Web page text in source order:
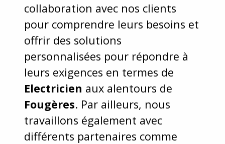
collaboration avec nos clients
pour comprendre leurs besoins et
offrir des solutions
personnalisées pour répondre à
leurs exigences en termes de
Electricien aux alentours de
Fougères. Par ailleurs, nous
travaillons également avec
différents partenaires comme